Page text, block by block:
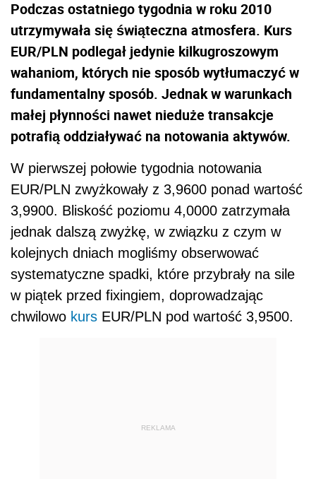
Podczas ostatniego tygodnia w roku 2010
utrzymywała się świąteczna atmosfera. Kurs
EUR/PLN podlegał jedynie kilkugroszowym
wahaniom, których nie sposób wytłumaczyć w
fundamentalny sposób. Jednak w warunkach
małej płynności nawet nieduże transakcje
potrafią oddziaływać na notowania aktywów.
W pierwszej połowie tygodnia notowania
EUR/PLN zwyżkowały z 3,9600 ponad wartość
3,9900. Bliskość poziomu 4,0000 zatrzymała
jednak dalszą zwyżkę, w związku z czym w
kolejnych dniach mogliśmy obserwować
systematyczne spadki, które przybrały na sile
w piątek przed fixingiem, doprowadzając
chwilowo kurs EUR/PLN pod wartość 3,9500.
REKLAMA